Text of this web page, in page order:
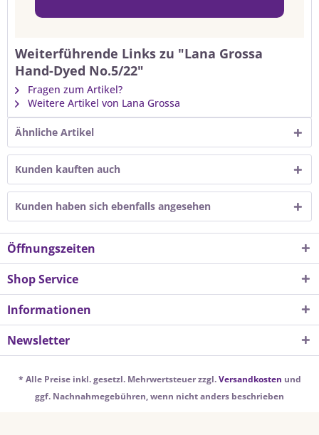
Weiterführende Links zu "Lana Grossa
Hand-Dyed No.5/22"
Fragen zum Artikel?
Weitere Artikel von Lana Grossa
Ähnliche Artikel
Kunden kauften auch
Kunden haben sich ebenfalls angesehen
Öffnungszeiten
Shop Service
Informationen
Newsletter
* Alle Preise inkl. gesetzl. Mehrwertsteuer zzgl.Versandkosten und
ggf. Nachnahmegebühren, wenn nicht anders beschrieben